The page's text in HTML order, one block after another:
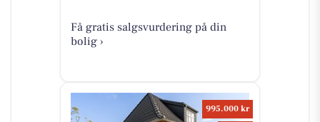
Få gratis salgsvurdering på din
bolig ›
995.000 kr